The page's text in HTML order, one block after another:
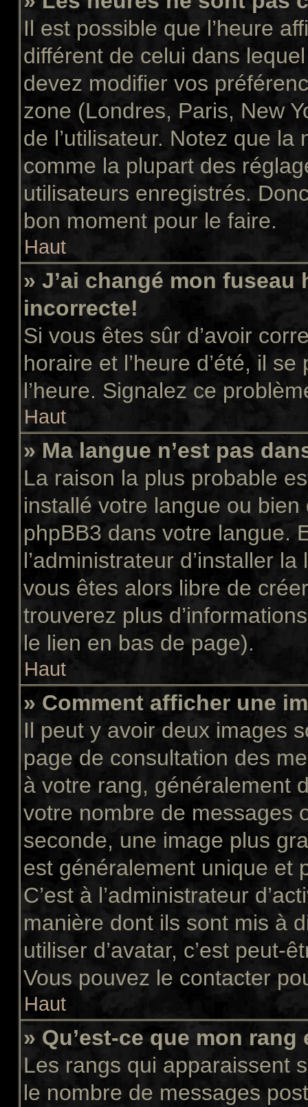
Il est possible que l’heure
différent de celui dans
devez modifier vos
zone (Londres, Paris, New
de l’utilisateur. Notez que
comme la plupart des
utilisateurs enregistrés.
bon moment pour le faire.
Haut
» J’ai changé mon fuseau
incorrecte!
Si vous êtes sûr d’avoir
horaire et l’heure d’été, il
l’heure. Signalez ce
Haut
» Ma langue n’est pas
La raison la plus probable
installé votre langue ou
phpBB3 dans votre langue.
l’administrateur d’installer
vous êtes alors libre de
trouverez plus
le lien en bas de page).
Haut
» Comment afficher une
Il peut y avoir deux images
page de consultation des
à votre rang, généralement
votre nombre de messages
seconde, une image plus
est généralement unique et
C’est à l’administrateur
manière dont ils sont mis à
utiliser d’avatar, c’est peut-
Vous pouvez le contacter
Haut
» Qu’est-ce que mon
Les rangs qui apparaissent
le nombre de messages